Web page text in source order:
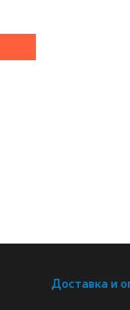
Доставка и